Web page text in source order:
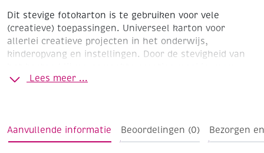
Dit stevige fotokarton is te gebruiken voor vele
(creatieve) toepassingen. Universeel karton voor
allerlei creatieve projecten in het onderwijs,
kinderopvang en instellingen. Door de stevigheid van
Ideal karton voor iedereen van die van sprankelend,
Lees meer ...
Aanvullende informatie Beoordelingen (0) Bezorgen